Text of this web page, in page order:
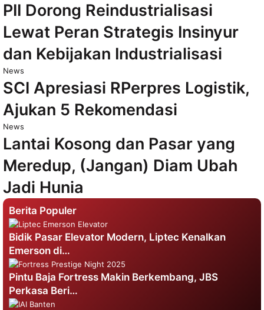
PII Dorong Reindustrialisasi
Lewat Peran Strategis Insinyur
dan Kebijakan Industrialisasi
News
SCI Apresiasi RPerpres Logistik,
Ajukan 5 Rekomendasi
News
Lantai Kosong dan Pasar yang
Meredup, (Jangan) Diam Ubah
Jadi Hunia
Berita Populer
Bidik Pasar Elevator Modern, Liptec Kenalkan
Emerson di…
Pintu Baja Fortress Makin Berkembang, JBS
Perkasa Beri…